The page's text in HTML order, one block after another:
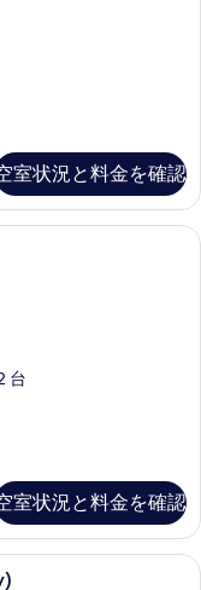
室状況と料金を確認
| セレクト コンフォ
台
室状況と料金を確認
Hillside Seaview (Adult